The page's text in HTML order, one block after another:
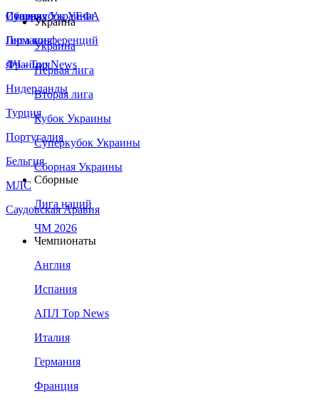
Сборная Украины
Италия
Германия
Франция
Нидерланды
Турция
Португалия
Бельгия
МЛС
Саудовская Аравия
Суперкубок УЕФА
Лига конференций
ЛЧ - Top News
Украина
Украина
Первая лига
Вторая лига
Кубок Украины
Суперкубок Украины
Сборная Украины
Сборные
Лига наций
ЧМ 2026
Чемпионаты
Англия
Испания
АПЛ Top News
Италия
Германия
Франция